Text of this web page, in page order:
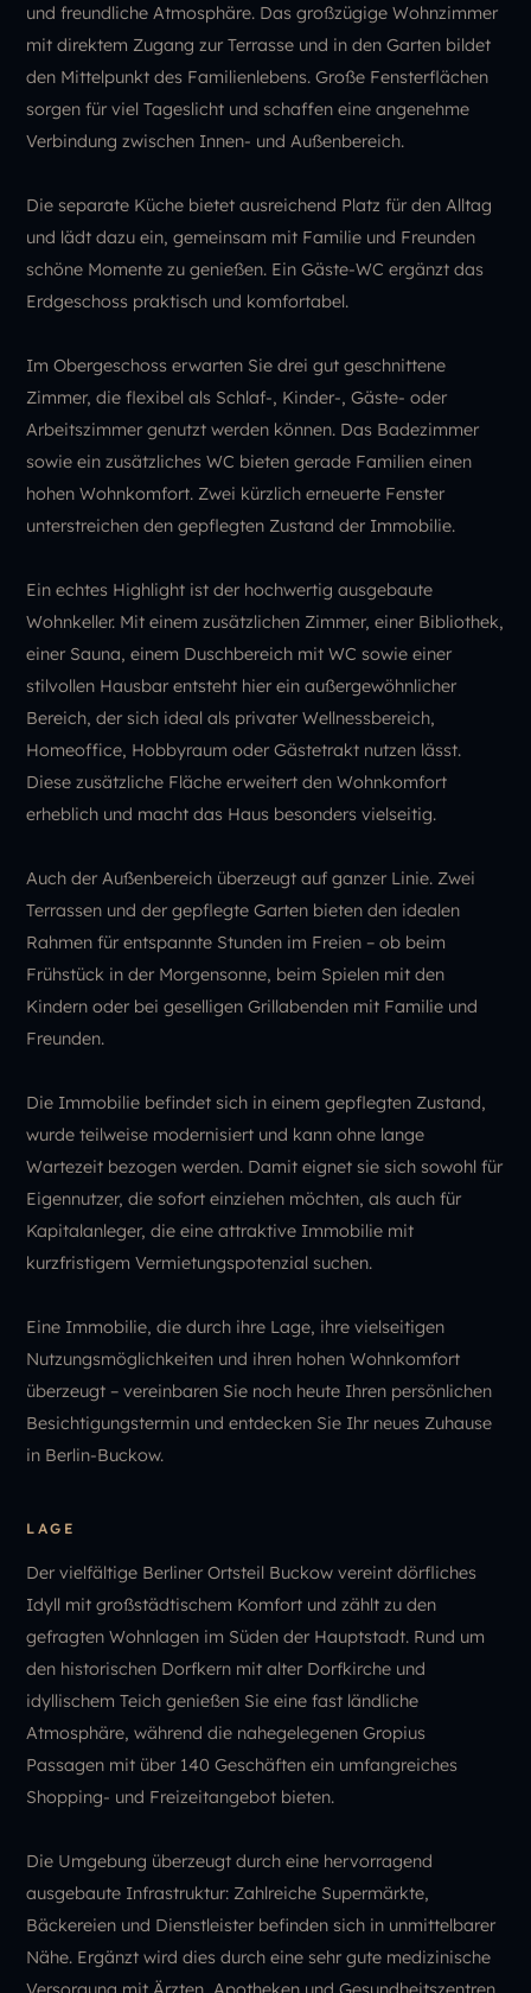
und freundliche Atmosphäre. Das großzügige Wohnzimmer
mit direktem Zugang zur Terrasse und in den Garten bildet
den Mittelpunkt des Familienlebens. Große Fensterflächen
sorgen für viel Tageslicht und schaffen eine angenehme
Verbindung zwischen Innen- und Außenbereich.
Die separate Küche bietet ausreichend Platz für den Alltag
und lädt dazu ein, gemeinsam mit Familie und Freunden
schöne Momente zu genießen. Ein Gäste-WC ergänzt das
Erdgeschoss praktisch und komfortabel.
Im Obergeschoss erwarten Sie drei gut geschnittene
Zimmer, die flexibel als Schlaf-, Kinder-, Gäste- oder
Arbeitszimmer genutzt werden können. Das Badezimmer
sowie ein zusätzliches WC bieten gerade Familien einen
hohen Wohnkomfort. Zwei kürzlich erneuerte Fenster
unterstreichen den gepflegten Zustand der Immobilie.
Ein echtes Highlight ist der hochwertig ausgebaute
Wohnkeller. Mit einem zusätzlichen Zimmer, einer Bibliothek,
einer Sauna, einem Duschbereich mit WC sowie einer
stilvollen Hausbar entsteht hier ein außergewöhnlicher
Bereich, der sich ideal als privater Wellnessbereich,
Homeoffice, Hobbyraum oder Gästetrakt nutzen lässt.
Diese zusätzliche Fläche erweitert den Wohnkomfort
erheblich und macht das Haus besonders vielseitig.
Auch der Außenbereich überzeugt auf ganzer Linie. Zwei
Terrassen und der gepflegte Garten bieten den idealen
Rahmen für entspannte Stunden im Freien – ob beim
Frühstück in der Morgensonne, beim Spielen mit den
Kindern oder bei geselligen Grillabenden mit Familie und
Freunden.
Die Immobilie befindet sich in einem gepflegten Zustand,
wurde teilweise modernisiert und kann ohne lange
Wartezeit bezogen werden. Damit eignet sie sich sowohl für
Eigennutzer, die sofort einziehen möchten, als auch für
Kapitalanleger, die eine attraktive Immobilie mit
kurzfristigem Vermietungspotenzial suchen.
Eine Immobilie, die durch ihre Lage, ihre vielseitigen
Nutzungsmöglichkeiten und ihren hohen Wohnkomfort
überzeugt – vereinbaren Sie noch heute Ihren persönlichen
Besichtigungstermin und entdecken Sie Ihr neues Zuhause
in Berlin-Buckow.
LAGE
Der vielfältige Berliner Ortsteil Buckow vereint dörfliches
Idyll mit großstädtischem Komfort und zählt zu den
gefragten Wohnlagen im Süden der Hauptstadt. Rund um
den historischen Dorfkern mit alter Dorfkirche und
idyllischem Teich genießen Sie eine fast ländliche
Atmosphäre, während die nahegelegenen Gropius
Passagen mit über 140 Geschäften ein umfangreiches
Shopping- und Freizeitangebot bieten.
Die Umgebung überzeugt durch eine hervorragend
ausgebaute Infrastruktur: Zahlreiche Supermärkte,
Bäckereien und Dienstleister befinden sich in unmittelbarer
Nähe. Ergänzt wird dies durch eine sehr gute medizinische